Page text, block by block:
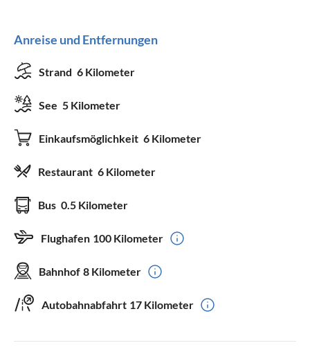
Anreise und Entfernungen
Strand 6 Kilometer
See 5 Kilometer
Einkaufsmöglichkeit 6 Kilometer
Restaurant 6 Kilometer
Bus 0.5 Kilometer
Flughafen 100 Kilometer
Bahnhof 8 Kilometer
Autobahnabfahrt 17 Kilometer